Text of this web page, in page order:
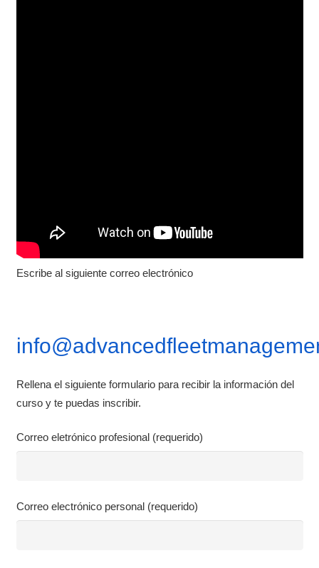
Escribe al siguiente correo electrónico
Rellena el siguiente formulario para recibir la información del
curso y te puedas inscribir.
Correo eletrónico profesional (requerido)
Correo electrónico personal (requerido)